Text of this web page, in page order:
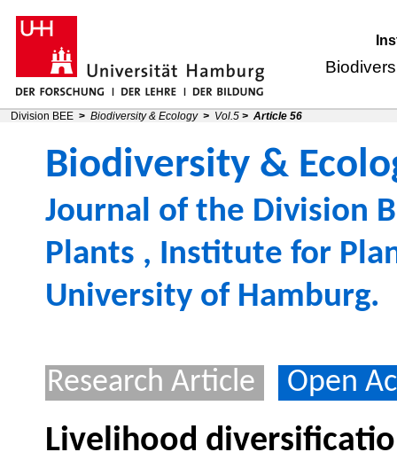
Division BEE > Biodiversity & Ecology > Vol.5 > Article 56
Biodiversity &
Journal of the Division
Plants , Institute for
University of Hamburg.
Research Article Open
Livelihood